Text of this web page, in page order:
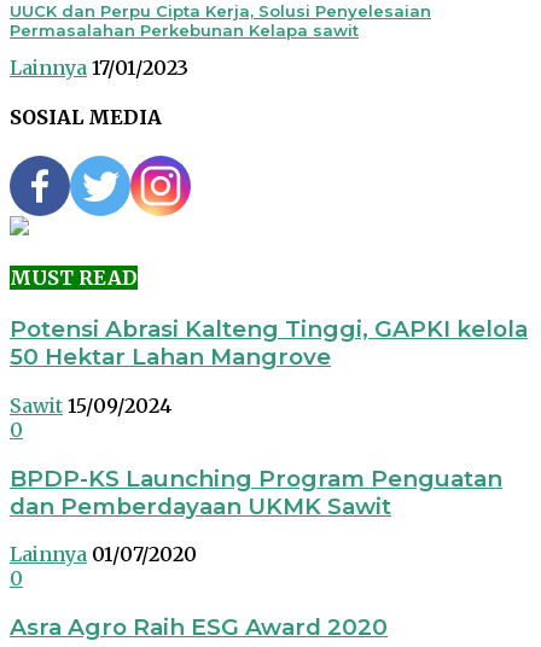
UUCK dan Perpu Cipta Kerja, Solusi Penyelesaian
Permasalahan Perkebunan Kelapa sawit
Lainnya 17/01/2023
SOSIAL MEDIA
MUST READ
Potensi Abrasi Kalteng Tinggi, GAPKI kelola
50 Hektar Lahan Mangrove
Sawit 15/09/2024
0
BPDP-KS Launching Program Penguatan
dan Pemberdayaan UKMK Sawit
Lainnya 01/07/2020
0
Asra Agro Raih ESG Award 2020